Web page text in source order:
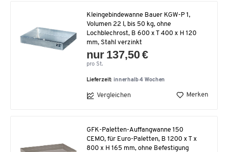
Kleingebindewanne Bauer KGW-P 1,
Volumen 22 l, bis 50 kg, ohne
Lochblechrost, B 600 x T 400 x H 120
mm, Stahl verzinkt
nur 137,50 €
pro St.
Lieferzeit: innerhalb 4 Wochen
Vergleichen Merken
GFK-Paletten-Auffangwanne 150
CEMO, für Euro-Paletten, B 1200 x T x
800 x H 165 mm, ohne Befestigung